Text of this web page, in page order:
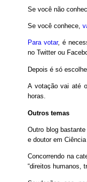
Se você não
Se você conhece,
Para votar, é
no Twitter ou
Depois é só
A votação vai até
horas.
Outros temas
Outro blog
e doutor em
Concorrendo na
“direitos humanos,